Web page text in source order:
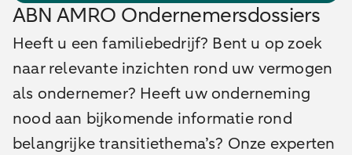
ABN AMRO Ondernemersdossiers
Heeft u een familiebedrijf? Bent u op zoek
naar relevante inzichten rond uw vermogen
als ondernemer? Heeft uw onderneming
nood aan bijkomende informatie rond
belangrijke transitiethema’s? Onze experten